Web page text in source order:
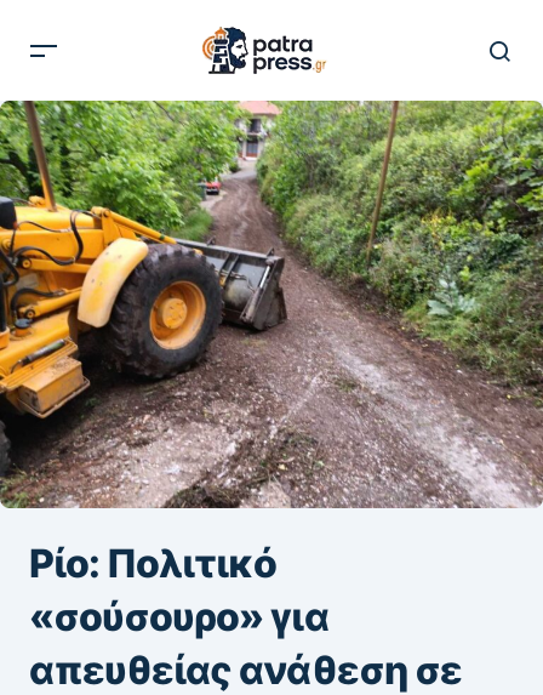
Ρίο: Πολιτικό
«σούσουρο» για
απευθείας ανάθεση σε